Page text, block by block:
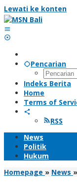
Lewati ke konten
Pencarian
Indeks Berita
Home
Terms of
RSS
News
Politik
Hukum
Homepage » News »